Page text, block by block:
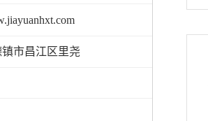
市昌江区里尧